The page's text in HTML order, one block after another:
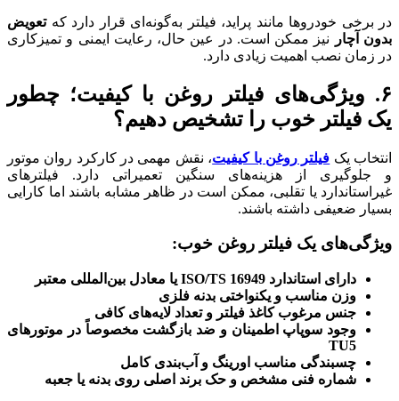
در برخی خودروها مانند پراید، فیلتر به‌گونه‌ای قرار دارد کهتعویض
بدون آچار
نیز ممکن است. در عین حال، رعایت ایمنی و تمیزکاری
در زمان نصب اهمیت زیادی دارد.
۶. ویژگی‌های فیلتر روغن با کیفیت؛ چطور
یک فیلتر خوب را تشخیص دهیم؟
انتخاب یک فیلتر روغن با کیفیت، نقش مهمی در کارکرد روان موتور
و جلوگیری از هزینه‌های سنگین تعمیراتی دارد. فیلترهای
غیراستاندارد یا تقلبی، ممکن است در ظاهر مشابه باشند اما کارایی
بسیار ضعیفی داشته باشند.
ویژگی‌های یک فیلتر روغن خوب:
دارای استاندارد ISO/TS 16949 یا معادل بین‌المللی معتبر
وزن مناسب و یکنواختی بدنه فلزی
جنس مرغوب کاغذ فیلتر و تعداد لایه‌های کافی
وجود سوپاپ اطمینان و ضد بازگشت مخصوصاً در موتورهای
TU5
چسبندگی مناسب اورینگ و آب‌بندی کامل
شماره فنی مشخص و حک برند اصلی روی بدنه یا جعبه